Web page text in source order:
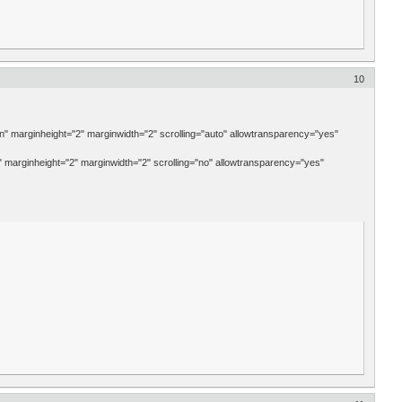
10
marginheight="2" marginwidth="2" scrolling="auto" allowtransparency="yes"
marginwidth="2" scrolling="no" allowtransparency="yes"